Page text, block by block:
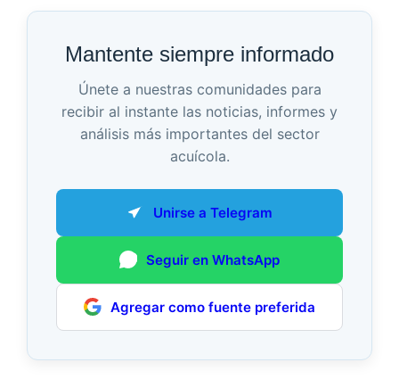
Mantente siempre informado
Únete a nuestras comunidades para
recibir al instante las noticias, informes y
análisis más importantes del sector
acuícola.
Unirse a Telegram
Seguir en WhatsApp
Agregar como fuente preferida